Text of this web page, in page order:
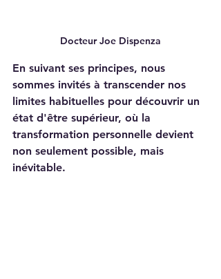
Docteur Joe Dispenza
En suivant ses principes, nous
sommes invités à transcender nos
limites habituelles pour découvrir un
état d'être supérieur, où la
transformation personnelle devient
non seulement possible, mais
inévitable.